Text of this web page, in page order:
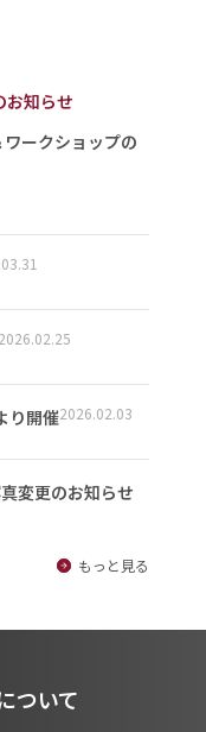
お知らせ
ークショップの
2026.02.25
り開催2026.02.03
変更のお知らせ
もっと見る
ついて